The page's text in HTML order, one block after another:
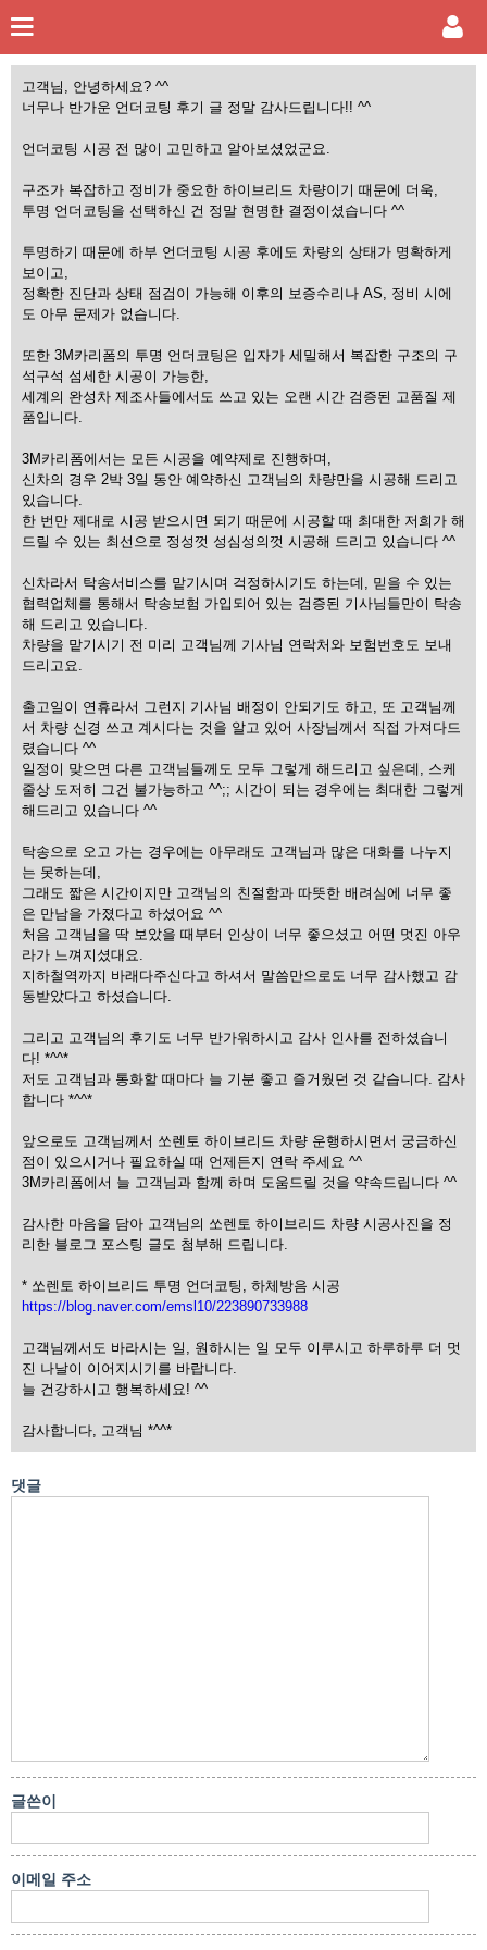
고객님, 안녕하세요? ^^
너무나 반가운 언더코팅 후기 글 정말 감사드립니다!! ^^
언더코팅 시공 전 많이 고민하고 알아보셨었군요.
구조가 복잡하고 정비가 중요한 하이브리드 차량이기 때문에 더욱,
투명 언더코팅을 선택하신 건 정말 현명한 결정이셨습니다 ^^
투명하기 때문에 하부 언더코팅 시공 후에도 차량의 상태가 명확하게
보이고,
정확한 진단과 상태 점검이 가능해 이후의 보증수리나 AS, 정비 시에
도 아무 문제가 없습니다.
또한 3M카리폼의 투명 언더코팅은 입자가 세밀해서 복잡한 구조의 구
석구석 섬세한 시공이 가능한,
세계의 완성차 제조사들에서도 쓰고 있는 오랜 시간 검증된 고품질 제
품입니다.
3M카리폼에서는 모든 시공을 예약제로 진행하며,
신차의 경우 2박 3일 동안 예약하신 고객님의 차량만을 시공해 드리고
있습니다.
한 번만 제대로 시공 받으시면 되기 때문에 시공할 때 최대한 저희가 해
드릴 수 있는 최선으로 정성껏 성심성의껏 시공해 드리고 있습니다 ^^
신차라서 탁송서비스를 맡기시며 걱정하시기도 하는데, 믿을 수 있는
협력업체를 통해서 탁송보험 가입되어 있는 검증된 기사님들만이 탁송
해 드리고 있습니다.
차량을 맡기시기 전 미리 고객님께 기사님 연락처와 보험번호도 보내
드리고요.
출고일이 연휴라서 그런지 기사님 배정이 안되기도 하고, 또 고객님께
서 차량 신경 쓰고 계시다는 것을 알고 있어 사장님께서 직접 가져다드
렸습니다 ^^
일정이 맞으면 다른 고객님들께도 모두 그렇게 해드리고 싶은데, 스케
줄상 도저히 그건 불가능하고 ^^;; 시간이 되는 경우에는 최대한 그렇게
해드리고 있습니다 ^^
탁송으로 오고 가는 경우에는 아무래도 고객님과 많은 대화를 나누지
는 못하는데,
그래도 짧은 시간이지만 고객님의 친절함과 따뜻한 배려심에 너무 좋
은 만남을 가졌다고 하셨어요 ^^
처음 고객님을 딱 보았을 때부터 인상이 너무 좋으셨고 어떤 멋진 아우
라가 느껴지셨대요.
지하철역까지 바래다주신다고 하셔서 말씀만으로도 너무 감사했고 감
동받았다고 하셨습니다.
그리고 고객님의 후기도 너무 반가워하시고 감사 인사를 전하셨습니
다! *^^*
저도 고객님과 통화할 때마다 늘 기분 좋고 즐거웠던 것 같습니다. 감사
합니다 *^^*
앞으로도 고객님께서 쏘렌토 하이브리드 차량 운행하시면서 궁금하신
점이 있으시거나 필요하실 때 언제든지 연락 주세요 ^^
3M카리폼에서 늘 고객님과 함께 하며 도움드릴 것을 약속드립니다 ^^
감사한 마음을 담아 고객님의 쏘렌토 하이브리드 차량 시공사진을 정
리한 블로그 포스팅 글도 첨부해 드립니다.
* 쏘렌토 하이브리드 투명 언더코팅, 하체방음 시공
https://blog.naver.com/emsl10/223890733988
고객님께서도 바라시는 일, 원하시는 일 모두 이루시고 하루하루 더 멋
진 나날이 이어지시기를 바랍니다.
늘 건강하시고 행복하세요! ^^
감사합니다, 고객님 *^^*
댓글
글쓴이
이메일 주소